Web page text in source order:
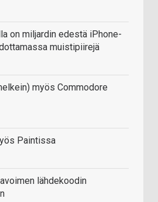
on miljardin edestä iPhone-
muistipiirejä
myös Commodore
Paintissa
lähdekoodin